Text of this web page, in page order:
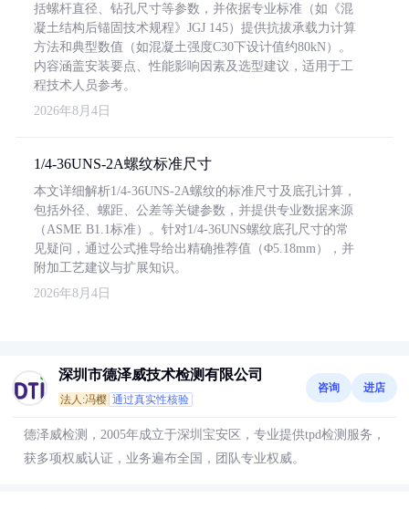
括螺杆直径、钻孔尺寸等参数，并依据专业标准（如《混
凝土结构后锚固技术规程》JGJ 145）提供抗拔承载力计算
方法和典型数值（如混凝土强度C30下设计值约80kN）。
内容涵盖安装要点、性能影响因素及选型建议，适用于工
程技术人员参考。
2026年8月4日
1/4-36UNS-2A螺纹标准尺寸
本文详细解析1/4-36UNS-2A螺纹的标准尺寸及底孔计算，
包括外径、螺距、公差等关键参数，并提供专业数据来源
（ASME B1.1标准）。针对1/4-36UNS螺纹底孔尺寸的常
见疑问，通过公式推导给出精确推荐值（Φ5.18mm），并
附加工艺建议与扩展知识。
2026年8月4日
深圳市德泽威技术检测有限公司
法人:冯樱 通过真实性核验
咨询 进店
德泽威检测，2005年成立于深圳宝安区，专业提供tpd检测服务，
获多项权威认证，业务遍布全国，团队专业权威。